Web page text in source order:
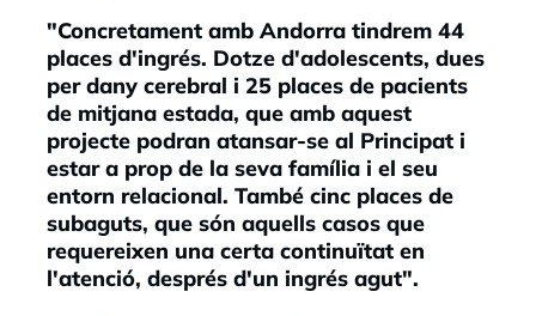
"Concretament amb Andorra tindrem 44
places d'ingrés. Dotze d'adolescents, dues
per dany cerebral i 25 places de pacients
de mitjana estada, que amb aquest
projecte podran atansar-se al Principat i
estar a prop de la seva família i el seu
entorn relacional. També cinc places de
subaguts, que són aquells casos que
requereixen una certa continuïtat en
l'atenció, després d'un ingrés agut".